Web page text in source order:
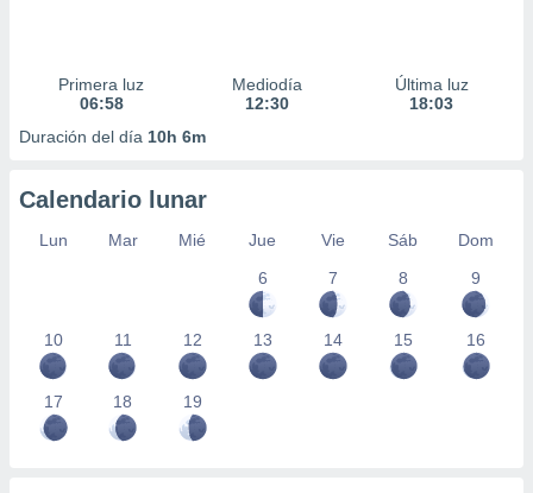
Primera luz
06:58
Mediodía
12:30
Última luz
18:03
Duración del día 10h 6m
Calendario lunar
Lun Mar Mié Jue Vie Sáb
Dom
6
7 8 9
10 11 12 13 14 15 16
17 18 19